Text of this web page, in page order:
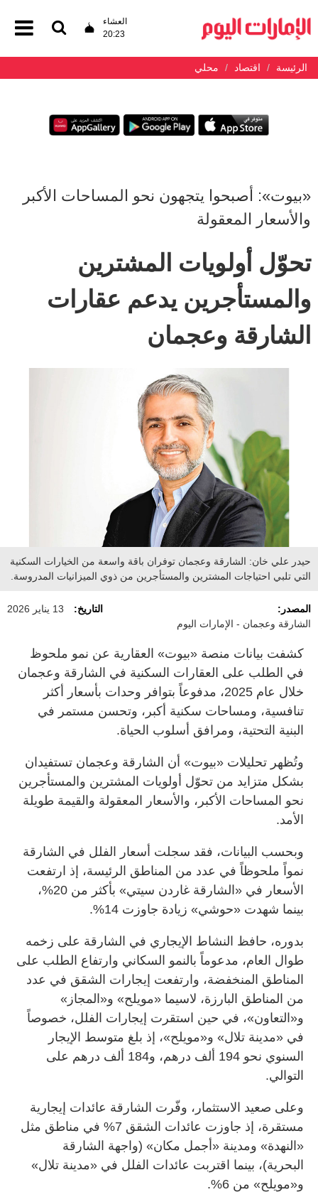
العشاء
20:23
الرئيسة اقتصاد محلي
«بيوت»: أصبحوا يتجهون نحو المساحات الأكبر
والأسعار المعقولة
تحوّل أولويات المشترين
والمستأجرين يدعم عقارات
الشارقة وعجمان
حيدر علي خان: الشارقة وعجمان توفران باقة واسعة من الخيارات السكنية
التي تلبي احتياجات المشترين والمستأجرين من ذوي الميزانيات المدروسة.
المصدر:
الشارقة وعجمان - الإمارات اليوم
التاريخ: 13 يناير 2026
كشفت بيانات منصة «بيوت» العقارية عن نمو ملحوظ
في الطلب على العقارات السكنية في الشارقة وعجمان
خلال عام 2025، مدفوعاً بتوافر وحدات بأسعار أكثر
تنافسية، ومساحات سكنية أكبر، وتحسن مستمر في
البنية التحتية، ومرافق أسلوب الحياة.
وتُظهر تحليلات «بيوت» أن الشارقة وعجمان تستفيدان
بشكل متزايد من تحوّل أولويات المشترين والمستأجرين
نحو المساحات الأكبر، والأسعار المعقولة والقيمة طويلة
الأمد.
وبحسب البيانات، فقد سجلت أسعار الفلل في الشارقة
نمواً ملحوظاً في عدد من المناطق الرئيسة، إذ ارتفعت
الأسعار في «الشارقة غاردن سيتي» بأكثر من 20%،
بينما شهدت «حوشي» زيادة جاوزت 14%.
بدوره، حافظ النشاط الإيجاري في الشارقة على زخمه
طوال العام، مدعوماً بالنمو السكاني وارتفاع الطلب على
المناطق المنخفضة، وارتفعت إيجارات الشقق في عدد
من المناطق البارزة، لاسيما «مويلح» و«المجاز»
و«التعاون»، في حين استقرت إيجارات الفلل، خصوصاً
في «مدينة تلال» و«مويلح»، إذ بلغ متوسط الإيجار
السنوي نحو 194 ألف درهم، و184 ألف درهم على
التوالي.
وعلى صعيد الاستثمار، وفّرت الشارقة عائدات إيجارية
مستقرة، إذ جاوزت عائدات الشقق 7% في مناطق مثل
«النهدة» ومدينة «أجمل مكان» (واجهة الشارقة
البحرية)، بينما اقتربت عائدات الفلل في «مدينة تلال»
و«مويلح» من 6%.